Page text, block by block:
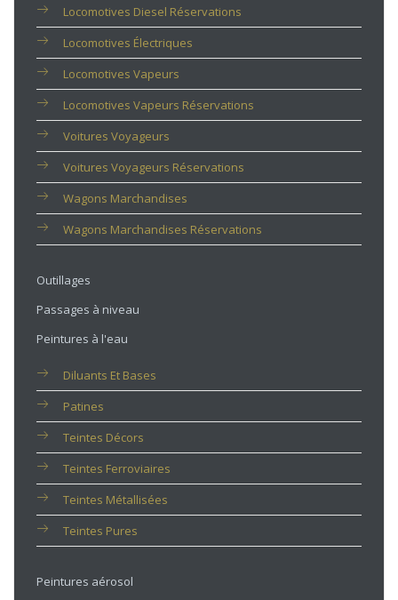
Locomotives Diesel Réservations
Locomotives Électriques
Locomotives Vapeurs
Locomotives Vapeurs Réservations
Voitures Voyageurs
Voitures Voyageurs Réservations
Wagons Marchandises
Wagons Marchandises Réservations
Outillages
Passages à niveau
Peintures à l'eau
Diluants Et Bases
Patines
Teintes Décors
Teintes Ferroviaires
Teintes Métallisées
Teintes Pures
Peintures aérosol